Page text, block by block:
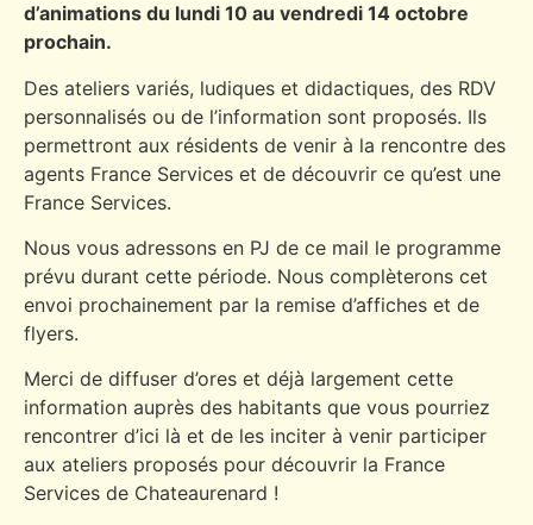
d’animations du lundi 10 au vendredi 14 octobre
prochain.
Des ateliers variés, ludiques et didactiques, des RDV
personnalisés ou de l’information sont proposés. Ils
permettront aux résidents de venir à la rencontre des
agents France Services et de découvrir ce qu’est une
France Services.
Nous vous adressons en PJ de ce mail le programme
prévu durant cette période. Nous complèterons cet
envoi prochainement par la remise d’affiches et de
flyers.
Merci de diffuser d’ores et déjà largement cette
information auprès des habitants que vous pourriez
rencontrer d’ici là et de les inciter à venir participer
aux ateliers proposés pour découvrir la France
Services de Chateaurenard !